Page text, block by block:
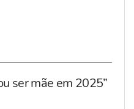
ser mãe em 2025”